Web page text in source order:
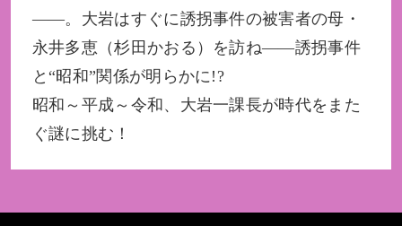
――。大岩はすぐに誘拐事件の被害者の母・
永井多恵（杉田かおる）を訪ね――誘拐事件
と“昭和”関係が明らかに!?
昭和～平成～令和、大岩一課長が時代をまた
ぐ謎に挑む！